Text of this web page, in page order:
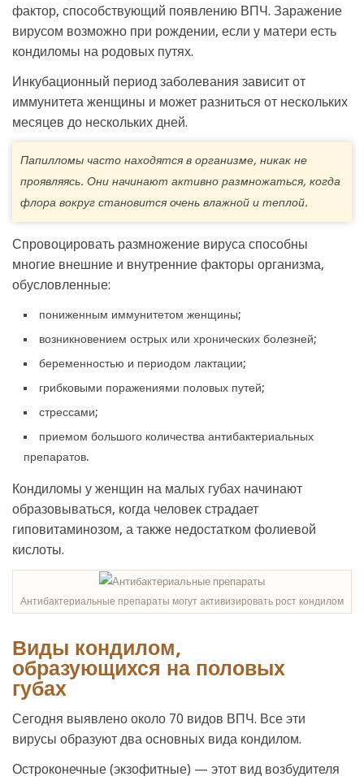
фактор, способствующий появлению ВПЧ. Заражение
вирусом возможно при рождении, если у матери есть
кондиломы на родовых путях.
Инкубационный период заболевания зависит от
иммунитета женщины и может разниться от нескольких
месяцев до нескольких дней.
Папилломы часто находятся в организме, никак не
проявляясь. Они начинают активно размножаться, когда
флора вокруг становится очень влажной и теплой.
Спровоцировать размножение вируса способны
многие внешние и внутренние факторы организма,
обусловленные:
пониженным иммунитетом женщины;
возникновением острых или хронических болезней;
беременностью и периодом лактации;
грибковыми поражениями половых путей;
стрессами;
приемом большого количества антибактериальных
препаратов.
Кондиломы у женщин на малых губах начинают
образовываться, когда человек страдает
гиповитаминозом, а также недостатком фолиевой
кислоты.
Антибактериальные препараты могут активизировать рост кондилом
Виды кондилом,
образующихся на половых
губах
Сегодня выявлено около 70 видов ВПЧ. Все эти
вирусы образуют два основных вида кондилом.
Остроконечные (экзофитные) — этот вид возбудителя